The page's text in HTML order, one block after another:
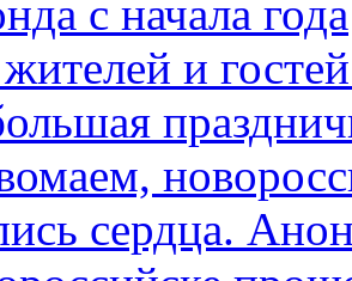
с начала года
и
сердца.